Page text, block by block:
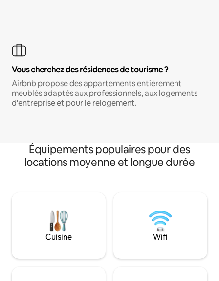
Vous cherchez des résidences de tourisme ?
Airbnb propose des appartements entièrement
meublés adaptés aux professionnels, aux logements
d'entreprise et pour le relogement.
Équipements populaires pour des
locations moyenne et longue durée
Cuisine Wifi